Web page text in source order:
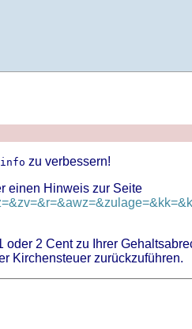
zu verbessern!
einen Hinweis zur Seite
2 Cent zu Ihrer
Kirchensteuer zurückzuführen.